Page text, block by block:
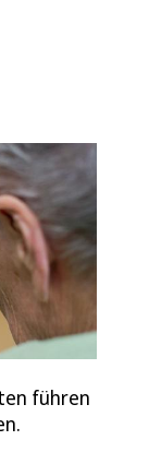
führen